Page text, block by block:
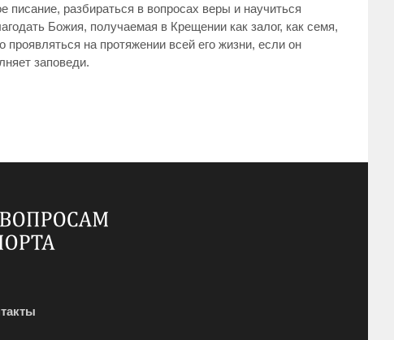
разбираться в вопросах веры и научиться
Божия, получаемая в Крещении как залог, как семя,
проявляться на протяжении всей его жизни, если он
заповеди.